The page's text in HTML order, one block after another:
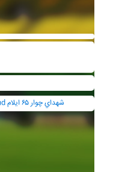
بازی های گذشته پرسپوليس دزفول And شهداي چوار ۶۵ ايلام